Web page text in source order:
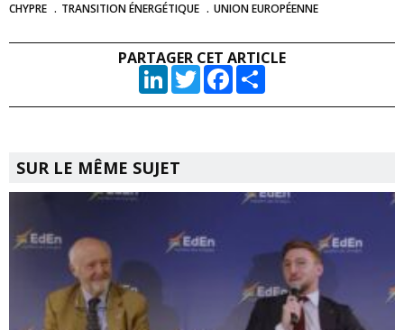
CHYPRE TRANSITION ÉNERGÉTIQUE UNION EUROPÉENNE
PARTAGER CET ARTICLE
LinkedInTwitterFacebook
SUR LE MÊME SUJET